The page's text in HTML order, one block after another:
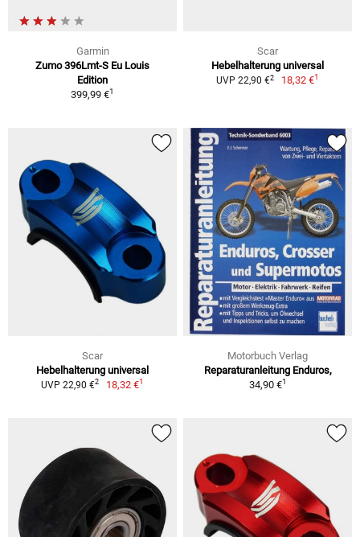
Garmin
Zumo 396Lmt-S Eu Louis
Edition
399,99 €1
Scar
Hebelhalterung universal
UVP 22,90 €2 18,32 €1
Scar
Hebelhalterung universal
UVP 22,90 €2 18,32 €1
Motorbuch Verlag
Reparaturanleitung Enduros,
34,90 €1